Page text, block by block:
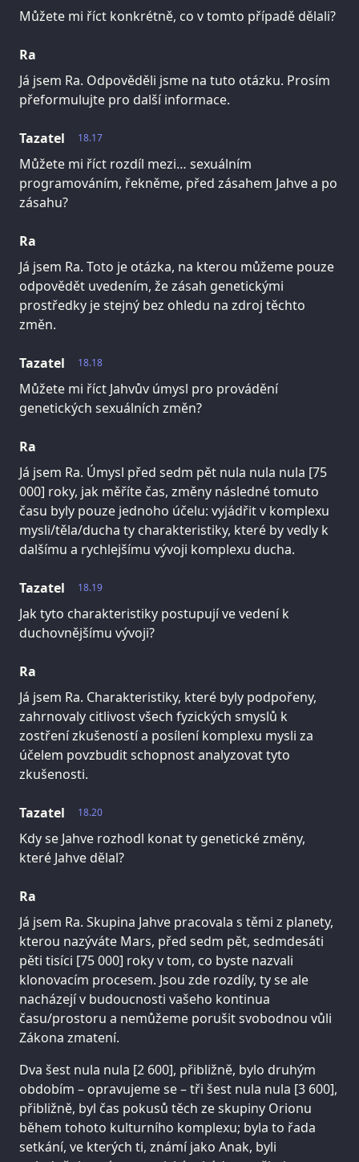
Můžete mi říct konkrétně, co v tomto případě dělali?
Ra
Já jsem Ra. Odpověděli jsme na tuto otázku. Prosím
přeformulujte pro další informace.
18.17
Tazatel
Můžete mi říct rozdíl mezi… sexuálním
programováním, řekněme, před zásahem Jahve a po
zásahu?
Ra
Já jsem Ra. Toto je otázka, na kterou můžeme pouze
odpovědět uvedením, že zásah genetickými
prostředky je stejný bez ohledu na zdroj těchto
změn.
18.18
Tazatel
Můžete mi říct Jahvův úmysl pro provádění
genetických sexuálních změn?
Ra
Já jsem Ra. Úmysl před sedm pět nula nula nula [75
000] roky, jak měříte čas, změny následné tomuto
času byly pouze jednoho účelu: vyjádřit v komplexu
mysli/těla/ducha ty charakteristiky, které by vedly k
dalšímu a rychlejšímu vývoji komplexu ducha.
18.19
Tazatel
Jak tyto charakteristiky postupují ve vedení k
duchovnějšímu vývoji?
Ra
Já jsem Ra. Charakteristiky, které byly podpořeny,
zahrnovaly citlivost všech fyzických smyslů k
zostření zkušeností a posílení komplexu mysli za
účelem povzbudit schopnost analyzovat tyto
zkušenosti.
18.20
Tazatel
Kdy se Jahve rozhodl konat ty genetické změny,
které Jahve dělal?
Ra
Já jsem Ra. Skupina Jahve pracovala s těmi z planety,
kterou nazýváte Mars, před sedm pět, sedmdesáti
pěti tisíci [75 000] roky v tom, co byste nazvali
klonovacím procesem. Jsou zde rozdíly, ty se ale
nacházejí v budoucnosti vašeho kontinua
času/prostoru a nemůžeme porušit svobodnou vůli
Zákona zmatení.
Dva šest nula nula [2 600], přibližně, bylo druhým
obdobím – opravujeme se – tři šest nula nula [3 600],
přibližně, byl čas pokusů těch ze skupiny Orionu
během tohoto kulturního komplexu; byla to řada
setkání, ve kterých ti, známí jako Anak, byli